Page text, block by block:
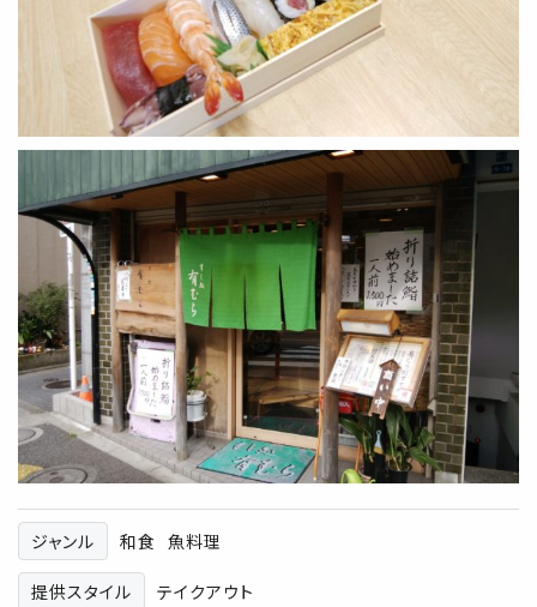
ジャンル 和食 魚料理
提供スタイル テイクアウト